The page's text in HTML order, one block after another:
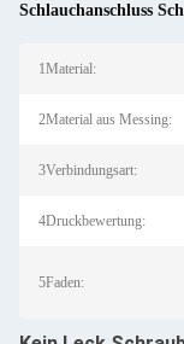
Schlauchanschluss
1Material:
2Material aus Messing:
3Verbindungsart:
4Druckbewertung:
5Faden: